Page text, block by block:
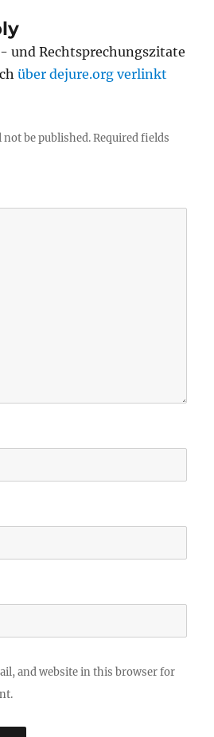
und Rechtsprechungszitate
über dejure.org verlinkt
not be published. Required fields
and website in this browser for